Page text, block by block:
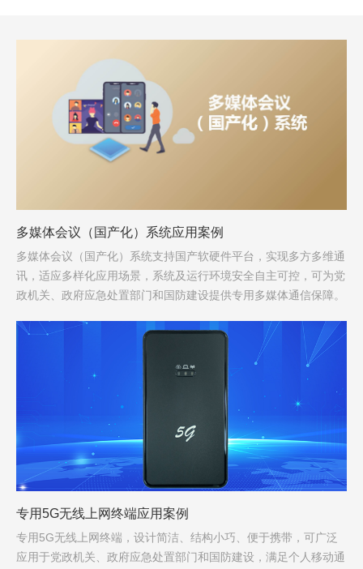
多媒体会议（国产化）系统应用案例
多媒体会议（国产化）系统支持国产软硬件平台，实现多方多维通
讯，适应多样化应用场景，系统及运行环境安全自主可控，可为党
政机关、政府应急处置部门和国防建设提供专用多媒体通信保障。
专用5G无线上网终端应用案例
专用5G无线上网终端，设计简洁、结构小巧、便于携带，可广泛
应用于党政机关、政府应急处置部门和国防建设，满足个人移动通